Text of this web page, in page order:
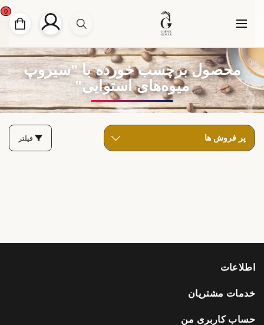
0
محصول برچسب خورده با "سیروپ
میوه‌های استوایی"
فیلتر
اطلاعات
خدمات مشتریان
حساب کاربری من